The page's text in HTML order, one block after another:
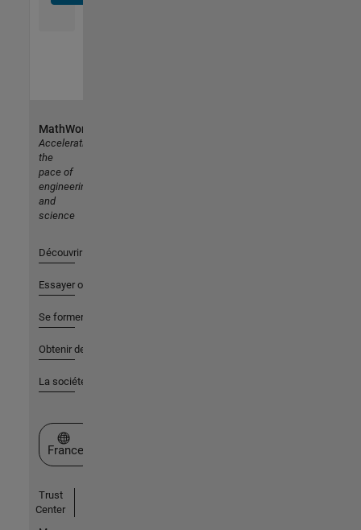
MathWorks
Accelerating
the
pace of
engineering
and
science
Découvrir les produits
Essayer ou acheter
Se former
Obtenir de l'aide
La société
Sélectionner un site web
France
Trust
Center